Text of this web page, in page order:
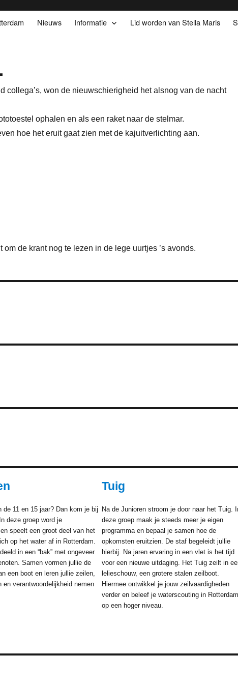
Nieuws Informatie Lid worden van Stella Maris
collega’s, won de nieuwschierigheid het alsnog van de nacht
ophalen en als een raket naar de stelmar.
hoe het eruit gaat zien met de kajuitverlichting aan.
de krant nog te lezen in de lege uurtjes ’s avonds.
de 11 en 15 jaar? Dan kom je bij
deze groep word je
speelt een groot deel van het
op het water af in Rotterdam.
in een “bak” met ongeveer
Samen vormen jullie de
een boot en leren jullie zeilen,
en verantwoordelijkheid nemen
Tuig
Na de Junioren stroom je door naar het Tuig.
deze groep maak je steeds meer je eigen
programma en bepaal je samen hoe de
opkomsten eruitzien. De staf begeleidt jullie
hierbij. Na jaren ervaring in een vlet is het tijd
voor een nieuwe uitdaging. Het Tuig zeilt in
lelieschouw, een grotere stalen zeilboot.
Hiermee ontwikkel je jouw zeilvaardigheden
verder en beleef je waterscouting in Rotterdam
op een hoger niveau.